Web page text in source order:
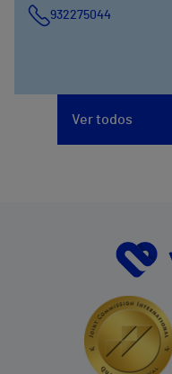
932275044
Ver todos